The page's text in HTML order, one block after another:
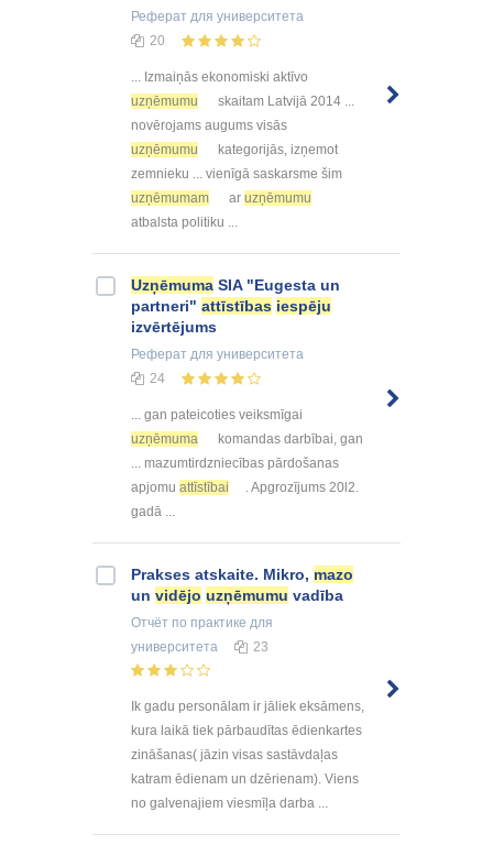
Реферат для университета
20
... Izmaiņās ekonomiski aktīvo
uzņēmumu
skaitam Latvijā 2014 ...
novērojams augums visās
uzņēmumu
kategorijās, izņemot
zemnieku ... vienīgā saskarsme šim
uzņēmumam
ar uzņēmumu
atbalsta politiku ...
Uzņēmuma SIA "Eugesta un
partneri" attīstības iespēju
izvērtējums
Реферат для университета
24
... gan pateicoties veiksmīgai
uzņēmuma
komandas darbībai, gan
... mazumtirdzniecības pārdošanas
apjomu attīstībai
. Apgrozījums 20l2.
gadā ...
Prakses atskaite. Mikro, mazo
un vidējo uzņēmumu vadība
Отчёт по практике для
университета
23
Ik gadu personālam ir jāliek eksāmens,
kura laikā tiek pārbaudītas ēdienkartes
zināšanas( jāzin visas sastāvdaļas
katram ēdienam un dzērienam). Viens
no galvenajiem viesmīļa darba ...